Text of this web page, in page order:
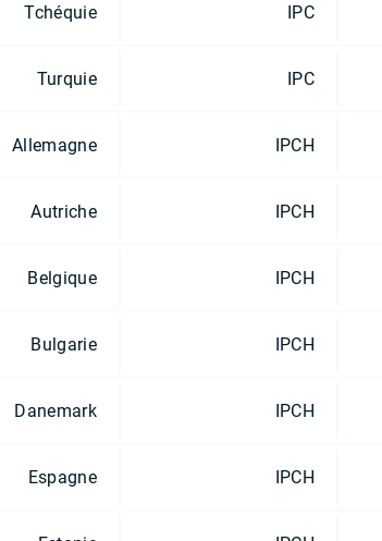
Tchéquie IPC
Turquie IPC
Allemagne IPCH
Autriche IPCH
Belgique IPCH
Bulgarie IPCH
Danemark IPCH
Espagne IPCH